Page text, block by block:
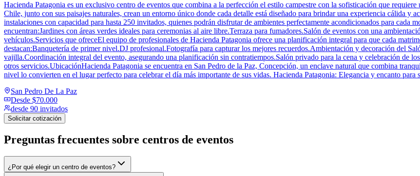
Hacienda Patagonia es un exclusivo centro de eventos que combina a la perfección el estilo campestre con la sofisticación que
Chile, junto con sus paisajes naturales, crean un entorno único donde cada detalle está diseñado para brindar una experiencia cálida y
instalaciones con capacidad para hasta 250 invitados, quienes podrán disfrutar de ambientes perfectamente acondicionados para cada
encuentran:Jardines con áreas verdes ideales para ceremonias al aire libre.Terraza para fumadores.Salón de eventos con una
vehículos.Servicios que ofreceEl equipo de profesionales de Hacienda Patagonia ofrece una planificación integral para que cada
destacan:Banquetería de primer nivel.DJ profesional.Fotografía para capturar los mejores recuerdos.Ambientación y decoración del
vajilla.Coordinación integral del evento, asegurando una planificación sin contratiempos.Salón privado para la cena y celebración de
otros servicios.UbicaciónHacienda Patagonia se encuentra en San Pedro de la Paz, Concepción, un enclave natural que combina
nivel lo convierten en el lugar perfecto para celebrar el día más importante de sus vidas. Hacienda Patagonia: Elegancia y encanto para
San Pedro De La Paz
Desde $70.000
desde 90 invitados
Solicitar cotización
Preguntas frecuentes sobre centros de eventos
¿Por qué elegir un centro de eventos?